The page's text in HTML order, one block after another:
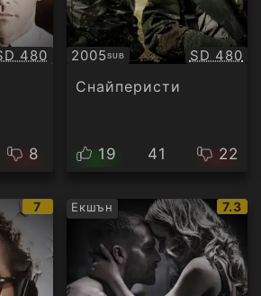
480
8
2005SUB
Субтитри SD 480
Снайперисти
19 41 22
IMDb
рейтинг:
7 Екшън
IMDb
7.3